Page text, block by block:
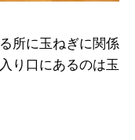
所に玉ねぎに関係
り口にあるのは玉